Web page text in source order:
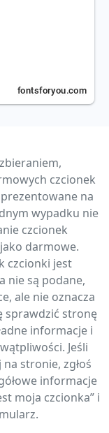
czcionek
na
wypadku nie
czcionek
darmowe.
czcionki jest
nie są podane,
ale nie oznacza
sprawdzić stronę
informacje i
Jeśli
stronie, zgłoś
informacje
moja czcionka” i